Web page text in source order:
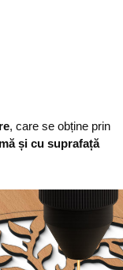
, care se obține prin
și cu suprafață